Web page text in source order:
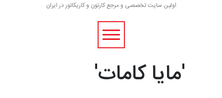
«ایران سربلند»…
اولین سایت تخصصی و مرجع کارتون و کاریکاتور در ایران
'مایا کامات'